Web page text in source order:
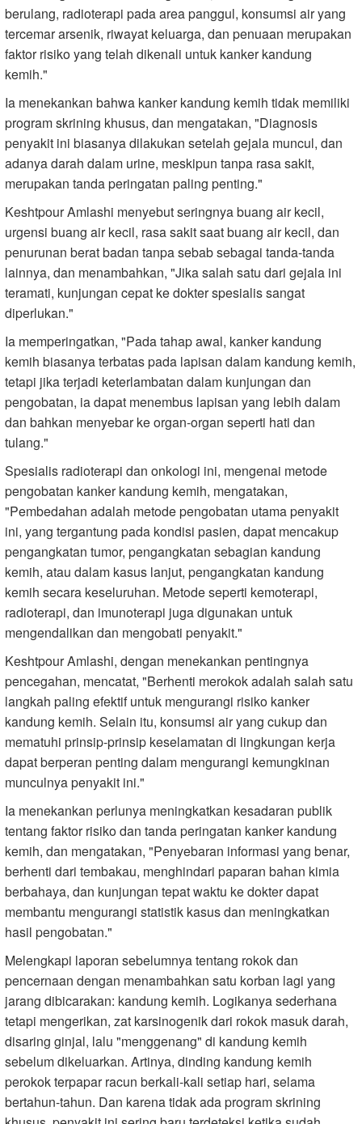
berulang, radioterapi pada area panggul, konsumsi air yang
tercemar arsenik, riwayat keluarga, dan penuaan merupakan
faktor risiko yang telah dikenali untuk kanker kandung
kemih."
Ia menekankan bahwa kanker kandung kemih tidak memiliki
program skrining khusus, dan mengatakan, "Diagnosis
penyakit ini biasanya dilakukan setelah gejala muncul, dan
adanya darah dalam urine, meskipun tanpa rasa sakit,
merupakan tanda peringatan paling penting."
Keshtpour Amlashi menyebut seringnya buang air kecil,
urgensi buang air kecil, rasa sakit saat buang air kecil, dan
penurunan berat badan tanpa sebab sebagai tanda-tanda
lainnya, dan menambahkan, "Jika salah satu dari gejala ini
teramati, kunjungan cepat ke dokter spesialis sangat
diperlukan."
Ia memperingatkan, "Pada tahap awal, kanker kandung
kemih biasanya terbatas pada lapisan dalam kandung kemih,
tetapi jika terjadi keterlambatan dalam kunjungan dan
pengobatan, ia dapat menembus lapisan yang lebih dalam
dan bahkan menyebar ke organ-organ seperti hati dan
tulang."
Spesialis radioterapi dan onkologi ini, mengenai metode
pengobatan kanker kandung kemih, mengatakan,
"Pembedahan adalah metode pengobatan utama penyakit
ini, yang tergantung pada kondisi pasien, dapat mencakup
pengangkatan tumor, pengangkatan sebagian kandung
kemih, atau dalam kasus lanjut, pengangkatan kandung
kemih secara keseluruhan. Metode seperti kemoterapi,
radioterapi, dan imunoterapi juga digunakan untuk
mengendalikan dan mengobati penyakit."
Keshtpour Amlashi, dengan menekankan pentingnya
pencegahan, mencatat, "Berhenti merokok adalah salah satu
langkah paling efektif untuk mengurangi risiko kanker
kandung kemih. Selain itu, konsumsi air yang cukup dan
mematuhi prinsip-prinsip keselamatan di lingkungan kerja
dapat berperan penting dalam mengurangi kemungkinan
munculnya penyakit ini."
Ia menekankan perlunya meningkatkan kesadaran publik
tentang faktor risiko dan tanda peringatan kanker kandung
kemih, dan mengatakan, "Penyebaran informasi yang benar,
berhenti dari tembakau, menghindari paparan bahan kimia
berbahaya, dan kunjungan tepat waktu ke dokter dapat
membantu mengurangi statistik kasus dan meningkatkan
hasil pengobatan."
Melengkapi laporan sebelumnya tentang rokok dan
pencernaan dengan menambahkan satu korban lagi yang
jarang dibicarakan: kandung kemih. Logikanya sederhana
tetapi mengerikan, zat karsinogenik dari rokok masuk darah,
disaring ginjal, lalu "menggenang" di kandung kemih
sebelum dikeluarkan. Artinya, dinding kandung kemih
perokok terpapar racun berkali-kali setiap hari, selama
bertahun-tahun. Dan karena tidak ada program skrining